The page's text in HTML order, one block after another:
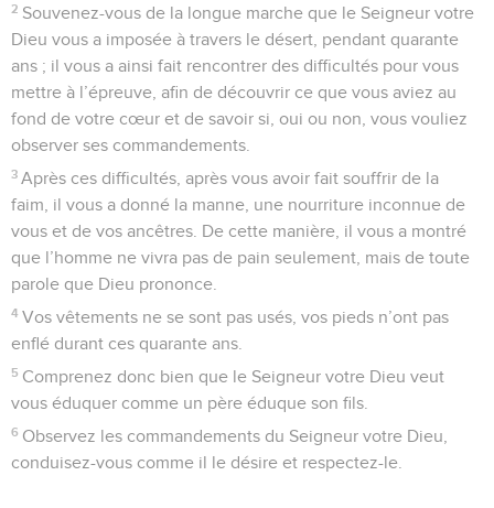
2 Souvenez-vous de la longue marche que le Seigneur votre
Dieu vous a imposée à travers le désert, pendant quarante
ans ; il vous a ainsi fait rencontrer des difficultés pour vous
mettre à l’épreuve, afin de découvrir ce que vous aviez au
fond de votre cœur et de savoir si, oui ou non, vous vouliez
observer ses commandements.
3 Après ces difficultés, après vous avoir fait souffrir de la
faim, il vous a donné la manne, une nourriture inconnue de
vous et de vos ancêtres. De cette manière, il vous a montré
que l’homme ne vivra pas de pain seulement, mais de toute
parole que Dieu prononce.
4 Vos vêtements ne se sont pas usés, vos pieds n’ont pas
enflé durant ces quarante ans.
5 Comprenez donc bien que le Seigneur votre Dieu veut
vous éduquer comme un père éduque son fils.
6 Observez les commandements du Seigneur votre Dieu,
conduisez-vous comme il le désire et respectez-le.